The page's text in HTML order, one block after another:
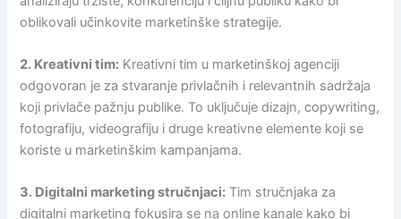
oblikovali učinkovite marketinške strategije.
2. Kreativni tim: Kreativni tim u marketinškoj agenciji
odgovoran je za stvaranje privlačnih i relevantnih sadržaja
koji privlače pažnju publike. To uključuje dizajn, copywriting,
fotografiju, videografiju i druge kreativne elemente koji se
koriste u marketinškim kampanjama.
3. Digitalni marketing stručnjaci: Tim stručnjaka za
digitalni marketing fokusira se na online kanale kako bi